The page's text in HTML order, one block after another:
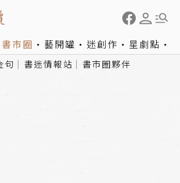
書市圈 藝開罐 迷創作 星劇點
句 書迷情報站 書市圈夥伴